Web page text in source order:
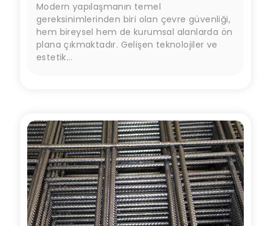
Modern yapılaşmanın temel
gereksinimlerinden biri olan çevre güvenliği,
hem bireysel hem de kurumsal alanlarda ön
plana çıkmaktadır. Gelişen teknolojiler ve
estetik...